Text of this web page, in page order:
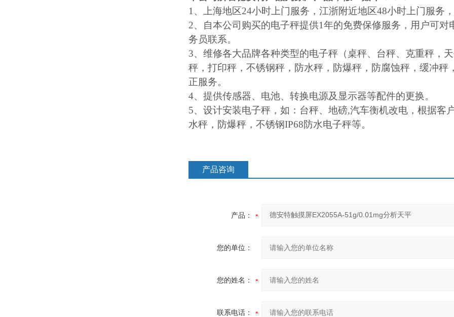
1 、上海地区24小时上门服务，江浙附近地区48小时上门服务
2、自本公司购买的电子秤提供1年的免费保修服务，用户可
务员联系。
3、维修各大品牌各种类型的电子秤（桌秤、台秤、克重秤，
秤，打印秤，不锈钢秤，防水秤，防爆秤，防腐蚀秤，缓冲
正服务。
4、提供传感器、电池、转换电源及显示器等配件的更换。
5、设计安装电子秤，如：台秤、地磅,汽车衡机改电，根据客
水秤，防爆秤，不锈钢IP68防水电子秤等。
产品咨询
产品：
您的单位：
您的姓名：
联系电话：